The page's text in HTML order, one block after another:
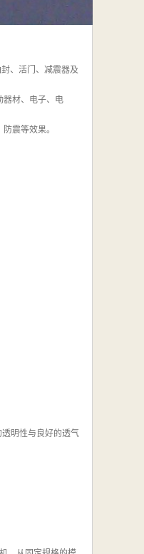
、活门、减震器及
器材、电子、电
震等效果。
明性与良好的透气